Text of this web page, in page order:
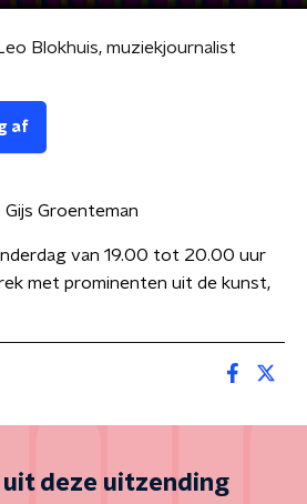
Blokhuis, muziekjournalist
af
Gijs Groenteman
van 19.00 tot 20.00 uur
met prominenten uit de kunst,
uit deze uitzending